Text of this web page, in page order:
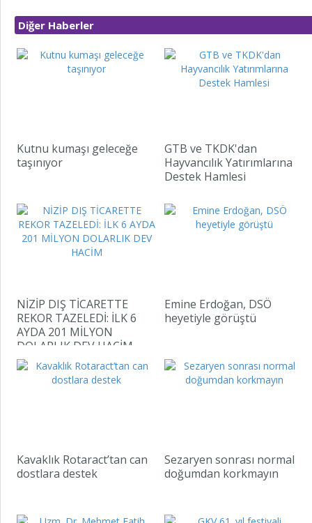
Diğer Haberler
Kutnu kumaşı geleceğe
taşınıyor
GTB ve TKDK'dan
Hayvancılık Yatırımlarına
Destek Hamlesi
NİZİP DIŞ TİCARETTE
REKOR TAZELEDİ: İLK 6
AYDA 201 MİLYON
DOLARLIK DEV HACİM
Emine Erdoğan, DSÖ
heyetiyle görüştü
Kavaklık Rotaract’tan can
dostlara destek
Sezaryen sonrası normal
doğumdan korkmayın